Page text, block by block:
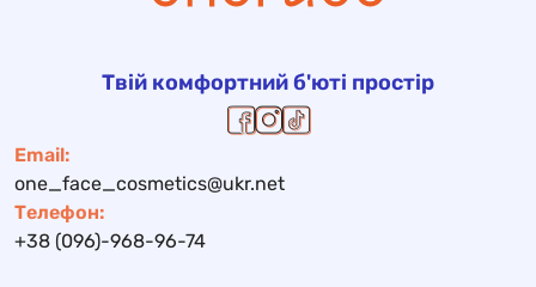
Твій комфортний б'юті простір
Email:
one_face_cosmetics@ukr.net
Телефон:
+38 (096)-968-96-74